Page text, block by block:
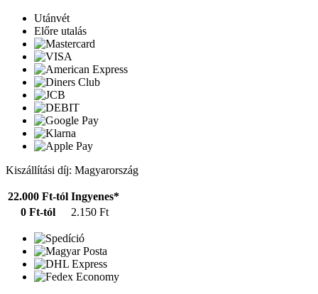
Utánvét
Előre utalás
Kiszállítási díj: Magyarország
22.000 Ft-tól Ingyenes*
0 Ft-tól
2.150 Ft